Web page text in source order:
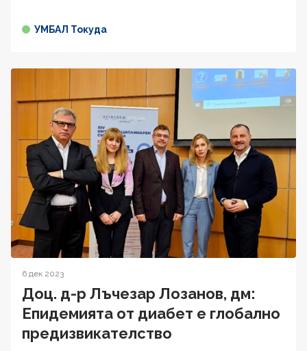
УМБАЛ Токуда
6 дек 2023
Доц. д-р Лъчезар Лозанов, дм:
Eпидемията от диабет е глобално
предизвикателство